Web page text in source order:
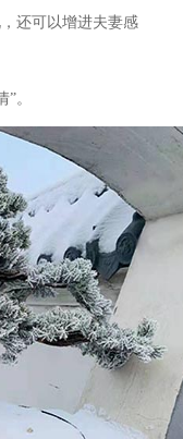
还可以增进夫妻感
。